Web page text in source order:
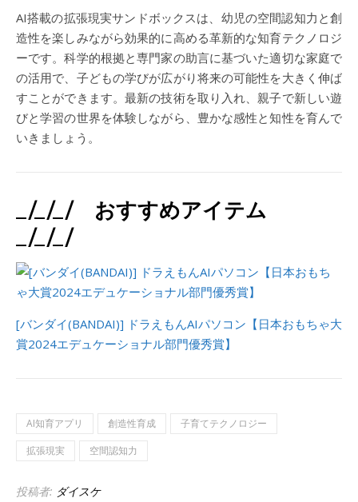
AI搭載の拡張現実サンドボックスは、幼児の空間認知力と創
造性を楽しみながら効果的に高める革新的な知育テクノロジ
ーです。科学的根拠と専門家の助言に基づいた適切な家庭で
の活用で、子どもの学びが広がり将来の可能性を大きく伸ば
すことができます。最新の技術を取り入れ、親子で新しい遊
びと学習の世界を体験しながら、豊かな感性と知性を育んで
いきましょう。
_/_/_/ おすすめアイテム
_/_/_/
[バンダイ(BANDAI)] ドラえもんAIパソコン【日本おもちゃ大
賞2024エデュケーショナル部門優秀賞】
AI知育アプリ 創造性育成
子育てテクノロジー
拡張現実
空間認知力
投稿者: ダイスケ